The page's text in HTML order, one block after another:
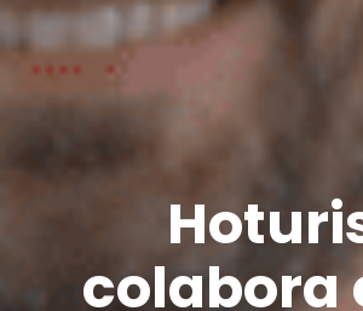
colabora